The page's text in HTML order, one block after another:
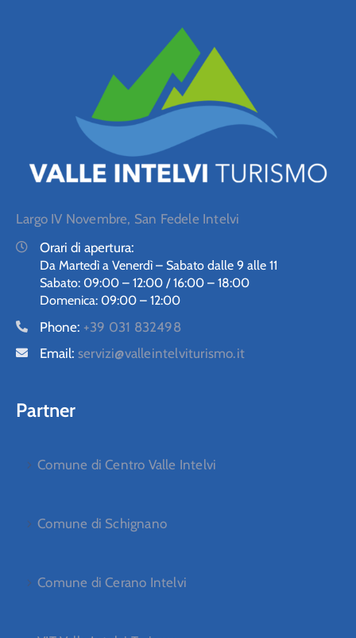
Largo IV Novembre, San Fedele Intelvi
Orari di apertura:
Da Martedì a Venerdì – Sabato dalle 9 alle 11
Sabato: 09:00 – 12:00 / 16:00 – 18:00
Domenica: 09:00 – 12:00
Phone: +39 031 832498
Email: servizi@valleintelviturismo.it
Partner
Comune di Centro Valle Intelvi
Comune di Schignano
Comune di Cerano Intelvi